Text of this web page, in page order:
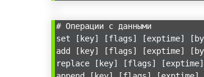
# Операции с данными
set [key] [flags] [exptime]
add [key] [flags] [exptime]
replace [key] [flags]